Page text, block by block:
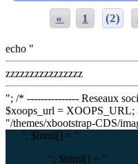
« 1 (2)
echo "
zzzzzzzzzzzzzzzz
"; /* --------------- Reseaux
$xoops_url = XOOPS_URL;
"/themes/xbootstrap-CDS/
"; $html[] = "
"; $html[] = "